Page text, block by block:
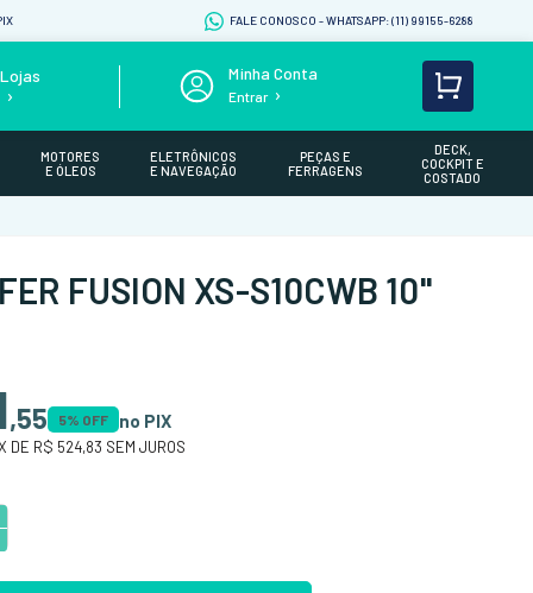
FALE CONOSCO - WHATSAPP: (11) 99155-6288
Entrar
MOTORES
E ÓLEOS
ELETRÔNICOS
E NAVEGAÇÃO
PEÇAS E
FERRAGENS
DECK,
COCKPIT E
COSTADO
FUSION XS-S10CWB 10"
,55 5% OFF no PIX
DE R$ 524,83 SEM JUROS